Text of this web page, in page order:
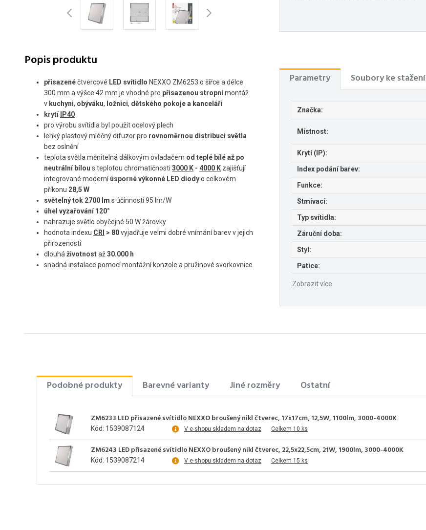
Popis produktu
přisazenéčtvercové LED svítidlo NEXXO ZM6253 o šířce a délce
300 mm a výšce 42 mm je vhodné pro přisazenou stropnímontáž
v kuchyni, obýváku, ložnici, dětského pokojea kanceláři
krytí IP40
pro výrobu svítidla byl použit ocelový plech
lehký plastový mléčný difuzor pro rovnoměrnou distribuci světla
bez oslnění
teplota světla měnitelná dálkovým ovladačem od teplé bílé až po
neutrální bílou s teplotou chromatičnosti 3000 K - 4000 K zajišťují
integrované moderníúsporné výkonné LED diodyo celkovém
příkonu 28,5 W
světelný tok 2700 lm s účinností 95 lm/W
úhel vyzařování 120°
nahrazuje světlo obyčejné 50 W žárovky
hodnota indexu CRI > 80vyjadřuje velmi dobré vnímání barev v jejich
přirozenosti
dlouhá životnostaž30.000 h
snadná instalace pomocí montážní konzole a pružinové svorkovnice
Parametry Soubory ke stažení
Značka:
Místnost:
Krytí (IP):
Index podání barev:
Funkce:
Stmívací:
Typ svítidla:
Záruční doba:
Styl:
Patice:
Zobrazit více
Podobné produkty Barevné varianty Jiné rozměry Ostatní
ZM6233 LED přisazené svítidlo NEXXO broušený nikl čtverec, 17x17cm, 12,5W, 1100lm, 3000-4000K
Kód: 1539087124 V e-shopu skladem na dotaz Celkem 10 ks
ZM6243 LED přisazené svítidlo NEXXO broušený nikl čtverec, 22,5x22,5cm, 21W, 1900lm, 3000-4000K
Kód: 1539087214 V e-shopu skladem na dotaz Celkem 15 ks